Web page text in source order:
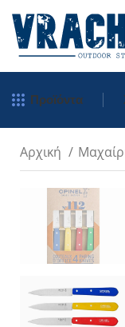
Προϊόντα
Αρχική